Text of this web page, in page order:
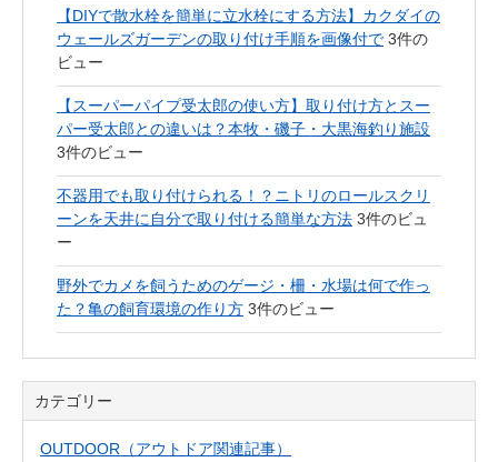
【DIYで散水栓を簡単に立水栓にする方法】カクダイの
ウェールズガーデンの取り付け手順を画像付で 3件の
ビュー
【スーパーパイプ受太郎の使い方】取り付け方とスー
パー受太郎との違いは？本牧・磯子・大黒海釣り施設
3件のビュー
不器用でも取り付けられる！？ニトリのロールスクリ
ーンを天井に自分で取り付ける簡単な方法 3件のビュ
ー
野外でカメを飼うためのゲージ・柵・水場は何で作っ
た？亀の飼育環境の作り方 3件のビュー
カテゴリー
OUTDOOR（アウトドア関連記事）